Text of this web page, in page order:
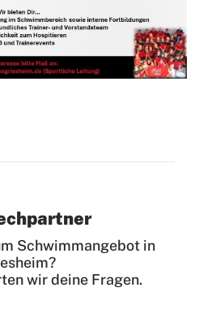
Schwimmangebot in
wir deine Fragen.